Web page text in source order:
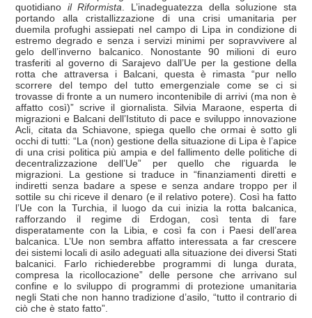
quotidiano il Riformista . L’inadeguatezza della soluzione sta
portando alla cristallizzazione di una crisi umanitaria per
duemila profughi assiepati nel campo di Lipa in condizione di
estremo degrado e senza i servizi minimi per sopravvivere al
gelo dell’inverno balcanico. Nonostante 90 milioni di euro
trasferiti al governo di Sarajevo dall’Ue per la gestione della
rotta che attraversa i Balcani, questa è rimasta “pur nello
scorrere del tempo del tutto emergenziale come se ci si
trovasse di fronte a un numero incontenibile di arrivi (ma non è
affatto così)” scrive il giornalista. Silvia Maraone, esperta di
migrazioni e Balcani dell’Istituto di pace e sviluppo innovazione
Acli, citata da Schiavone, spiega quello che ormai è sotto gli
occhi di tutti: “La (non) gestione della situazione di Lipa è l’apice
di una crisi politica più ampia e del fallimento delle politiche di
decentralizzazione dell’Ue” per quello che riguarda le
migrazioni. La gestione si traduce in “finanziamenti diretti e
indiretti senza badare a spese e senza andare troppo per il
sottile su chi riceve il denaro (e il relativo potere). Così ha fatto
l’Ue con la Turchia, il luogo da cui inizia la rotta balcanica,
rafforzando il regime di Erdogan, così tenta di fare
disperatamente con la Libia, e così fa con i Paesi dell’area
balcanica. L’Ue non sembra affatto interessata a far crescere
dei sistemi locali di asilo adeguati alla situazione dei diversi Stati
balcanici. Farlo richiederebbe programmi di lunga durata,
compresa la ricollocazione” delle persone che arrivano sul
confine e lo sviluppo di programmi di protezione umanitaria
negli Stati che non hanno tradizione d’asilo, “tutto il contrario di
ciò che è stato fatto”.